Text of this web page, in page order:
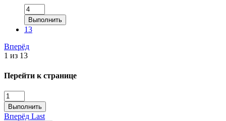
Выполнить
13
Вперёд
1 из 13
Перейти к странице
Выполнить
Вперёд Last